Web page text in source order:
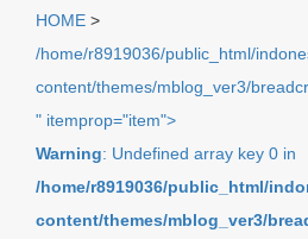
HOME >
/home/r8919036/public_html/
content/themes/mblog_ver3/
" itemprop="item">
Warning: Undefined array key 0 in
/home/r8919036/public_html/
content/themes/mblog_ver3/